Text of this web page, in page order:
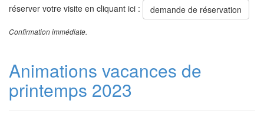
réserver votre visite en cliquant ici :
demande de réservation
Confirmation immédiate.
Animations vacances de
printemps 2023